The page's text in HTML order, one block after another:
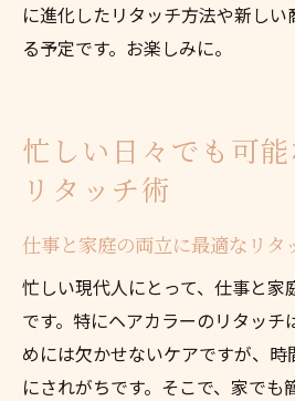
に進化したリタッチ方法や新し
る予定です。お楽しみに。
忙しい日々でも可
リタッチ術
仕事と家庭の両立に最適なリタ
忙しい現代人にとって、仕事と家
です。特にヘアカラーのリタッチ
めには欠かせないケアですが、時
にされがちです。そこで、家でも